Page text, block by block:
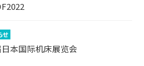
せ
本国际机床展览会